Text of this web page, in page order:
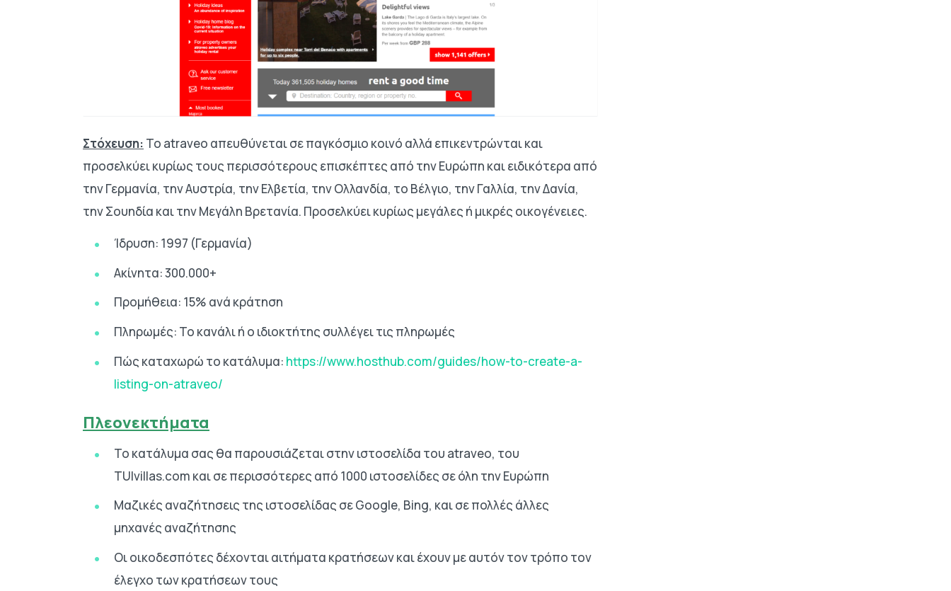
Στόχευση: Το atraveo απευθύνεται σε παγκόσμιο κοινό αλλά επικεντρώνται και
προσελκύει κυρίως τους περισσότερους επισκέπτες από την Ευρώπη και ειδικότερα από
την Γερμανία, την Αυστρία, την Ελβετία, την Ολλανδία, το Βέλγιο, την Γαλλία, την Δανία,
την Σουηδία και την Μεγάλη Βρετανία. Προσελκύει κυρίως μεγάλες ή μικρές οικογένειες.
Ίδρυση: 1997 (Γερμανία)
Ακίνητα: 300.000+
Προμήθεια: 15% ανά κράτηση
Πληρωμές: Το κανάλι ή ο ιδιοκτήτης συλλέγει τις πληρωμές
Πώς καταχωρώ το κατάλυμα: https://www.hosthub.com/guides/how-to-create-a-
listing-on-atraveo/
Πλεονεκτήματα
Το κατάλυμα σας θα παρουσιάζεται στην ιστοσελίδα του atraveo, του
TUIvillas.com και σε περισσότερες από 1000 ιστοσελίδες σε όλη την Ευρώπη
Μαζικές αναζήτησεις της ιστοσελίδας σε Google, Bing, και σε πολλές άλλες
μηχανές αναζήτησης
Οι οικοδεσπότες δέχονται αιτήματα κρατήσεων και έχουν με αυτόν τον τρόπο τον
έλεγχο των κρατήσεων τους